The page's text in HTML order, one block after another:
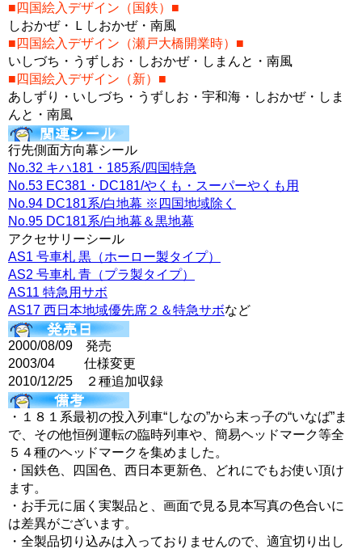
■四国絵入デザイン（国鉄）■
しおかぜ・Ｌしおかぜ・南風
■四国絵入デザイン（瀬戸大橋開業時）■
いしづち・うずしお・しおかぜ・しまんと・南風
■四国絵入デザイン（新）■
あしずり・いしづち・うずしお・宇和海・しおかぜ・しま
んと・南風
行先側面方向幕シール
No.32 キハ181・185系/四国特急
No.53 EC381・DC181/やくも・スーパーやくも用
No.94 DC181系/白地幕 ※四国地域除く
No.95 DC181系/白地幕＆黒地幕
アクセサリーシール
AS1 号車札 黒（ホーロー製タイプ）
AS2 号車札 青（プラ製タイプ）
AS11 特急用サボ
AS17 西日本地域優先席２＆特急サボなど
2000/08/09 発売
2003/04 仕様変更
2010/12/25 ２種追加収録
・１８１系最初の投入列車“しなの”から末っ子の“いなば”ま
で、その他恒例運転の臨時列車や、簡易ヘッドマーク等全
５４種のヘッドマークを集めました。
・国鉄色、四国色、西日本更新色、どれにでもお使い頂け
ます。
・お手元に届く実製品と、画面で見る見本写真の色合いに
は差異がございます。
・全製品切り込みは入っておりませんので、適宜切り出し